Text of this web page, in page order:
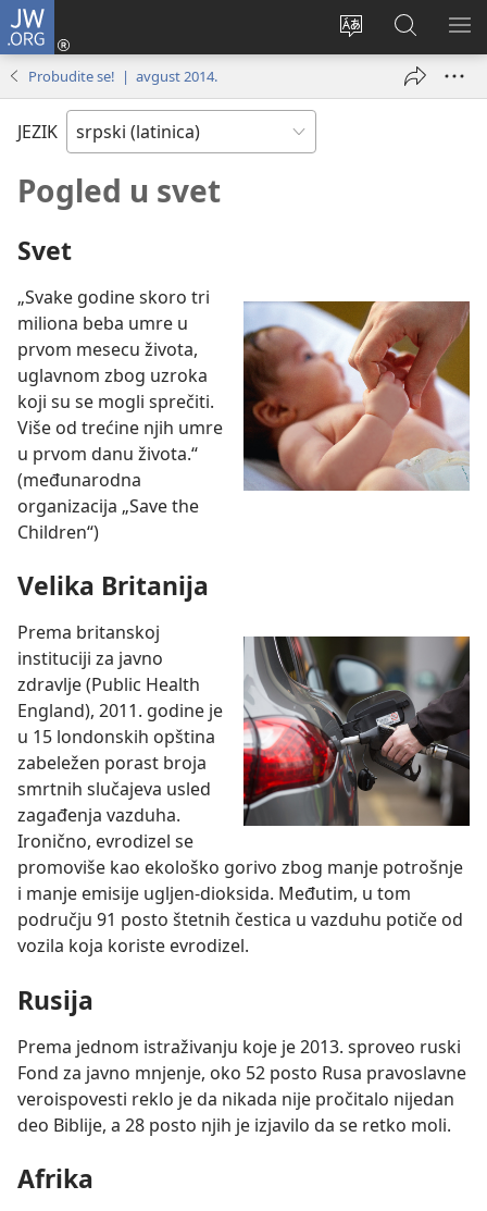
JW.ORG
Promeni
Prijava
(otvara
Pretraga
sajta
JW.ORG
Probudite se! | avgust 2014.
JEZIK
Pogled u svet
Svet
„Svake godine skoro tri
miliona beba umre u
prvom mesecu života,
uglavnom zbog uzroka
koji su se mogli sprečiti.
Više od trećine njih umre
u prvom danu života.“
(međunarodna
organizacija „Save the
Children“)
Velika Britanija
Prema britanskoj
instituciji za javno
zdravlje (Public Health
England), 2011. godine je
u 15 londonskih opština
zabeležen porast broja
smrtnih slučajeva usled
zagađenja vazduha.
Ironično, evrodizel se
promoviše kao ekološko gorivo zbog manje potrošnje
i manje emisije ugljen-dioksida. Međutim, u tom
području 91 posto štetnih čestica u vazduhu potiče od
vozila koja koriste evrodizel.
Rusija
Prema jednom istraživanju koje je 2013. sproveo ruski
Fond za javno mnjenje, oko 52 posto Rusa pravoslavne
veroispovesti reklo je da nikada nije pročitalo nijedan
deo Biblije, a 28 posto njih je izjavilo da se retko moli.
Afrika